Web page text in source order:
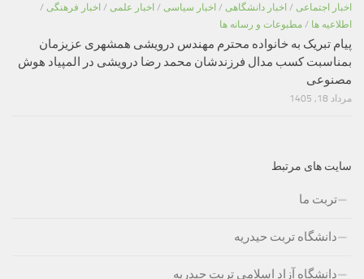
اخبار اجتماعی / اخبار دانشگاهی / اخبار سیاسی / اخبار علمی / اخبار فرهنگی /
اطلاعیه ها / مطبوعات و رسانه ها
پیام تبریک به خانواده محترم مهندس درویشی همشهری عزیزمان
بمناسبت کسب مدال فرزندشان محمد رضا درویشی در المپیاد هوش
مصنوعی
مرداد 18, 1405
سایت های مرتبط
تربت ما
دانشگاه تربت حیدریه
دانشگاه آزاد اسلامی تربت حیدریه